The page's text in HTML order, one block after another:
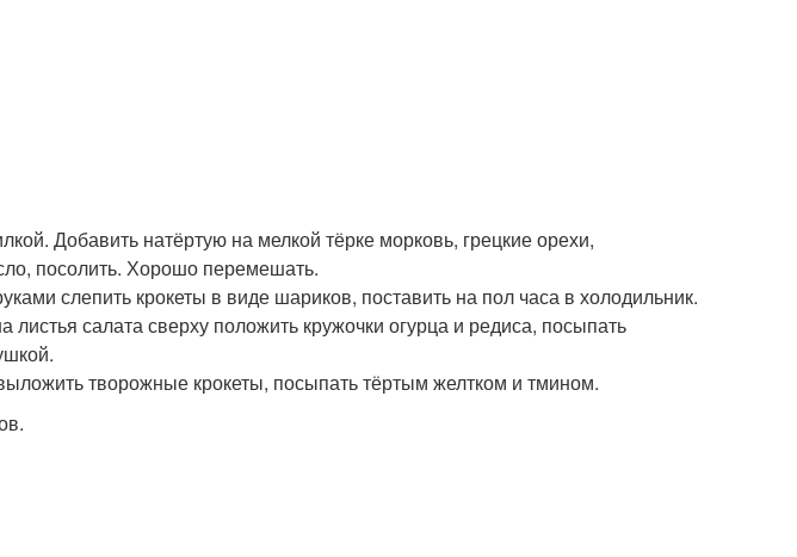
Добавить натёртую на мелкой тёрке морковь, грецкие орехи,
посолить. Хорошо перемешать.
слепить крокеты в виде шариков, поставить на пол часа в холодильник.
салата сверху положить кружочки огурца и редиса, посыпать
творожные крокеты, посыпать тёртым желтком и тмином.